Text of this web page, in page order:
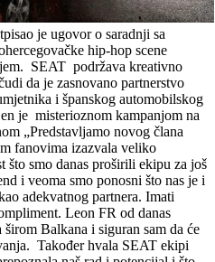
je ugovor o saradnji sa
hip-hop scene
SEAT podržava kreativno
da je zasnovano partnerstvo
i španskog automobilskog
je misterioznom kampanjom na
„Predstavljamo novog člana
fanovima izazvala veliko
što smo danas proširili ekipu za još
i veoma smo ponosni što nas je i
adekvatnog partnera. Imati
Leon FR od danas
Balkana i siguran sam da će
Također hvala SEAT ekipi